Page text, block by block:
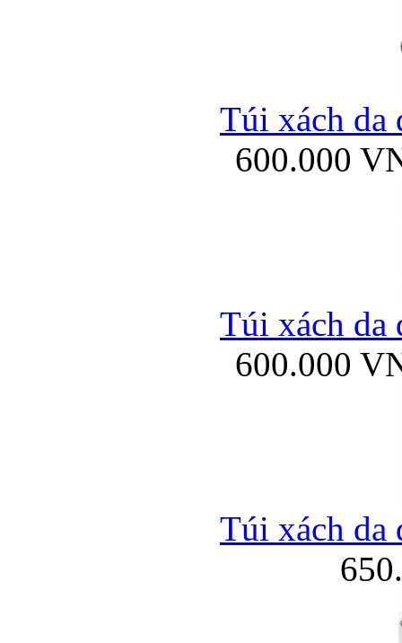
Túi xách da
600.000
Túi xách da
600.000
Túi xách da